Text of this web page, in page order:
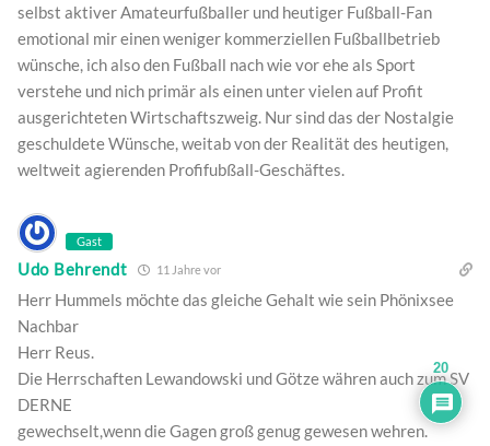
selbst aktiver Amateurfußballer und heutiger Fußball-Fan
emotional mir einen weniger kommerziellen Fußballbetrieb
wünsche, ich also den Fußball nach wie vor ehe als Sport
verstehe und nich primär als einen unter vielen auf Profit
ausgerichteten Wirtschaftszweig. Nur sind das der Nostalgie
geschuldete Wünsche, weitab von der Realität des heutigen,
weltweit agierenden Profifubßall-Geschäftes.
Gast
Udo Behrendt 11 Jahre vor
Herr Hummels möchte das gleiche Gehalt wie sein Phönixsee
Nachbar
Herr Reus.
Die Herrschaften Lewandowski und Götze währen auch zum SV
DERNE
gewechselt,wenn die Gagen groß genug gewesen wehren.
20